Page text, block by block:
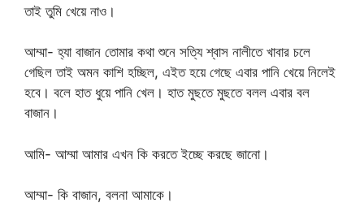
তাই তুমি খেয়ে নাও।
আম্মা- হ্যা বাজান তোমার কথা শুনে সত্যি শ্বাস নালীতে খাবার চলে
গেছিল তাই অমন কাশি হচ্ছিল, এইত হয়ে গেছে এবার পানি খেয়ে নিলেই
হবে। বলে হাত ধুয়ে পানি খেল। হাত মুছতে মুছতে বলল এবার বল
বাজান।
আমি- আম্মা আমার এখন কি করতে ইচ্ছে করছে জানো।
আম্মা- কি বাজান, বলনা আমাকে।